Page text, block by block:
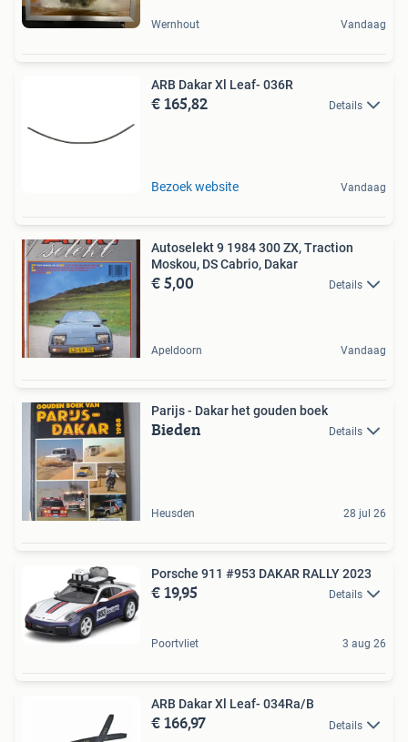
Wernhout Vandaag
ARB Dakar Xl Leaf- 036R
€ 165,82 Details
Bezoek website Vandaag
Autoselekt 9 1984 300 ZX, Traction
Moskou, DS Cabrio, Dakar
€ 5,00 Details
Apeldoorn Vandaag
Parijs - Dakar het gouden boek
Bieden Details
Heusden 28 jul 26
Porsche 911 #953 DAKAR RALLY 2023
€ 19,95 Details
Poortvliet 3 aug 26
ARB Dakar Xl Leaf- 034Ra/B
€ 166,97 Details